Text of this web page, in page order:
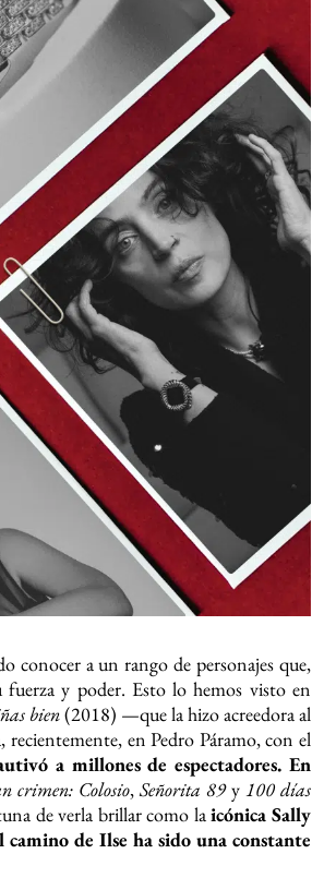
conocer a un rango de personajes que,
fuerza y poder. Esto lo hemos visto en
bien(2018) —que la hizo acreedora al
en Pedro Páramo, con el
a millones de espectadores. En
crimen: Colosio,Señorita 89y 100 días
de verla brillar como laicónica Sally
camino de Ilse ha sido una constante